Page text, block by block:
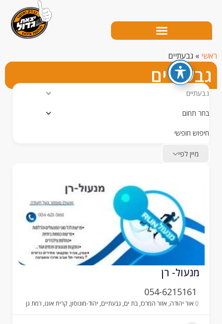
גבעתיים
חופשי
רן
054-6215161
אור יהודה,אזור המרכז,בת ים,גבעתיים, יהוד-מונוסון,קרית אונו ,רמת גן